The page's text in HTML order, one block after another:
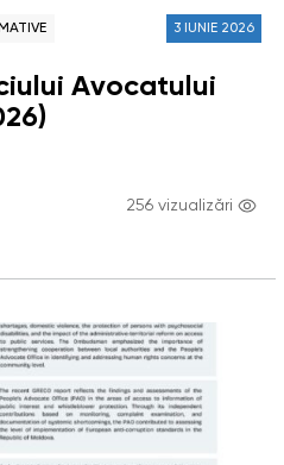
3 IUNIE 2026
Avocatului
256 vizualizări